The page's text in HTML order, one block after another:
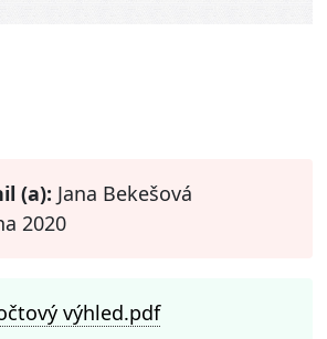
(a): Jana Bekešová
2020
výhled.pdf